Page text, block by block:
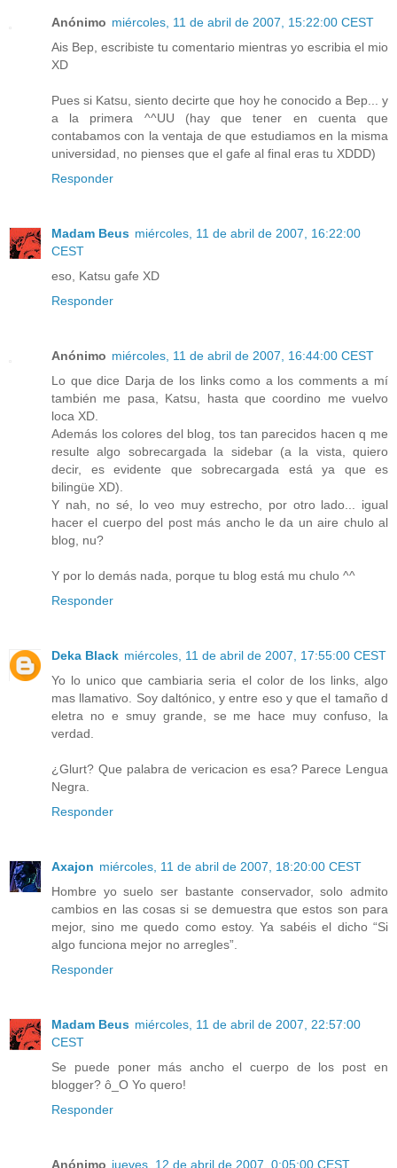
Anónimo miércoles, 11 de abril de 2007, 15:22:00 CEST
Ais Bep, escribiste tu comentario mientras yo escribia el mio
XD
Pues si Katsu, siento decirte que hoy he conocido a Bep... y
a la primera ^^UU (hay que tener en cuenta que
contabamos con la ventaja de que estudiamos en la misma
universidad, no pienses que el gafe al final eras tu XDDD)
Responder
Madam Beus miércoles, 11 de abril de 2007, 16:22:00
CEST
eso, Katsu gafe XD
Responder
Anónimo miércoles, 11 de abril de 2007, 16:44:00 CEST
Lo que dice Darja de los links como a los comments a mí
también me pasa, Katsu, hasta que coordino me vuelvo
loca XD.
Además los colores del blog, tos tan parecidos hacen q me
resulte algo sobrecargada la sidebar (a la vista, quiero
decir, es evidente que sobrecargada está ya que es
bilingüe XD).
Y nah, no sé, lo veo muy estrecho, por otro lado... igual
hacer el cuerpo del post más ancho le da un aire chulo al
blog, nu?
Y por lo demás nada, porque tu blog está mu chulo ^^
Responder
Deka Black miércoles, 11 de abril de 2007, 17:55:00 CEST
Yo lo unico que cambiaria seria el color de los links, algo
mas llamativo. Soy daltónico, y entre eso y que el tamaño d
eletra no e smuy grande, se me hace muy confuso, la
verdad.
¿Glurt? Que palabra de vericacion es esa? Parece Lengua
Negra.
Responder
Axajon miércoles, 11 de abril de 2007, 18:20:00 CEST
Hombre yo suelo ser bastante conservador, solo admito
cambios en las cosas si se demuestra que estos son para
mejor, sino me quedo como estoy. Ya sabéis el dicho “Si
algo funciona mejor no arregles”.
Responder
Madam Beus miércoles, 11 de abril de 2007, 22:57:00
CEST
Se puede poner más ancho el cuerpo de los post en
blogger? ô_O Yo quero!
Responder
Anónimo jueves, 12 de abril de 2007, 0:05:00 CEST